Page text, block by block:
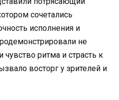
сочетались
исполнения и
не
чувство ритма и страсть к
восторг у зрителей и